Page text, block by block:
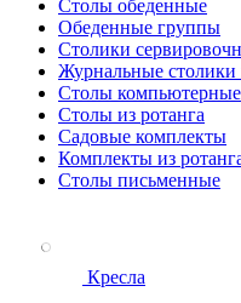
Столы обеденные
Обеденные группы
Столики
Журнальные столики
Столы компьютерные
Столы из ротанга
Садовые комплекты
Комплекты из
Столы письменные
Кресла